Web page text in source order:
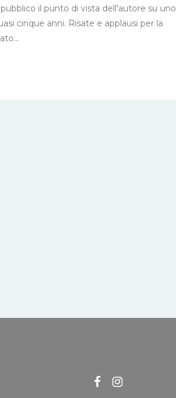
il punto di vista dell'autore su uno
cinque anni. Risate e applausi per la